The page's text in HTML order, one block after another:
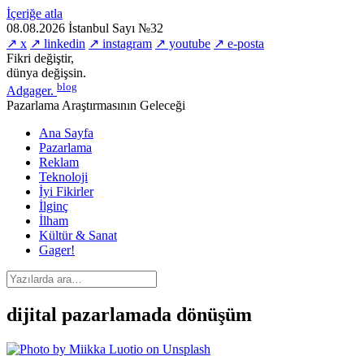
İçeriğe atla
08.08.2026 İstanbul Sayı №32
↗ x ↗ linkedin ↗ instagram ↗ youtube ↗ e-posta
Fikri değiştir,
dünya değişsin.
Adgager. blog
Pazarlama Araştırmasının Geleceği
Ana Sayfa
Pazarlama
Reklam
Teknoloji
İyi Fikirler
İlginç
İlham
Kültür & Sanat
Gager!
dijital pazarlamada dönüşüm